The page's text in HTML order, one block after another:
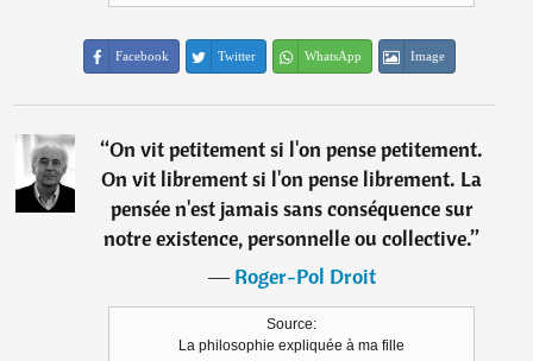
Facebook Twitter WhatsApp Image
“On vit petitement si l'on pense petitement.
On vit librement si l'on pense librement. La
pensée n'est jamais sans conséquence sur
notre existence, personnelle ou collective.”
―Roger-Pol Droit
Source:
La philosophie expliquée à ma fille